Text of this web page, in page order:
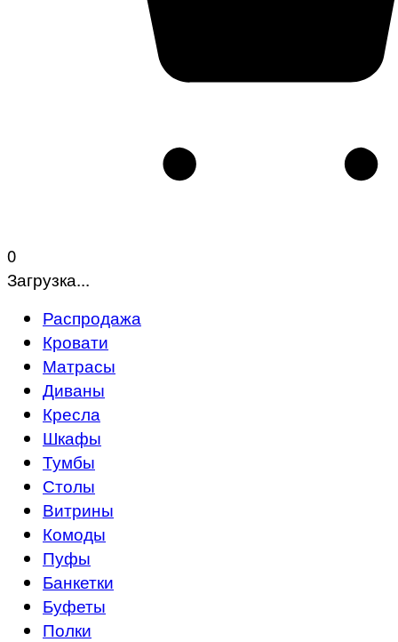
0
Загрузка...
Распродажа
Кровати
Матрасы
Диваны
Кресла
Шкафы
Тумбы
Столы
Витрины
Комоды
Пуфы
Банкетки
Буфеты
Полки